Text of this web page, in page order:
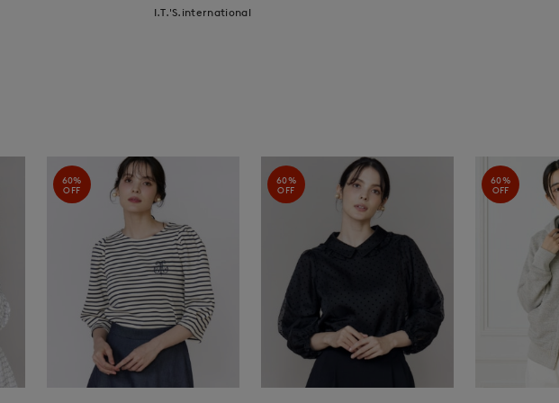
I.T.'S.international
60%
OFF
60%
OFF
60%
OFF